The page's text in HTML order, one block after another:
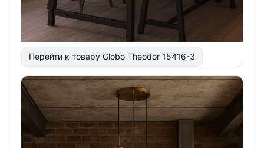
Перейти к товару Globo Theodor 15416-3